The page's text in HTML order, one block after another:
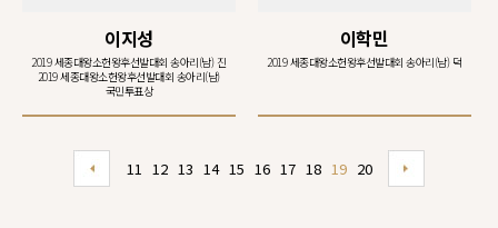
이지성
2019 세종대왕소헌왕후선발대회 송아리(남) 진
2019 세종대왕소헌왕후선발대회 송아리(남)
국민투표상
이학민
2019 세종대왕소헌왕후선발대회 송아리(남) 덕
11 12 13 14 15 16 17 18 19 20